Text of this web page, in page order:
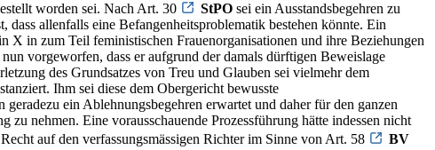
worden sei. Nach Art. 30
StPO sei ein Ausstandsbegehren zu
allenfalls eine Befangenheitsproblematik bestehen könnte. Ein
X in zum Teil feministischen Frauenorganisationen und ihre Beziehungen
vorgeworfen, dass er aufgrund der damals dürftigen Beweislage
des Grundsatzes von Treu und Glauben sei vielmehr dem
Ihm sei diese dem Obergericht bewusste
ein Ablehnungsbegehren erwartet und daher für den ganzen
nehmen. Eine vorausschauende Prozessführung hätte indessen nicht
auf den verfassungsmässigen Richter im Sinne von Art. 58
BV